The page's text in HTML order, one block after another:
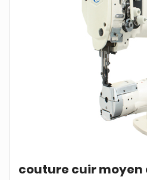
couture cuir moyen